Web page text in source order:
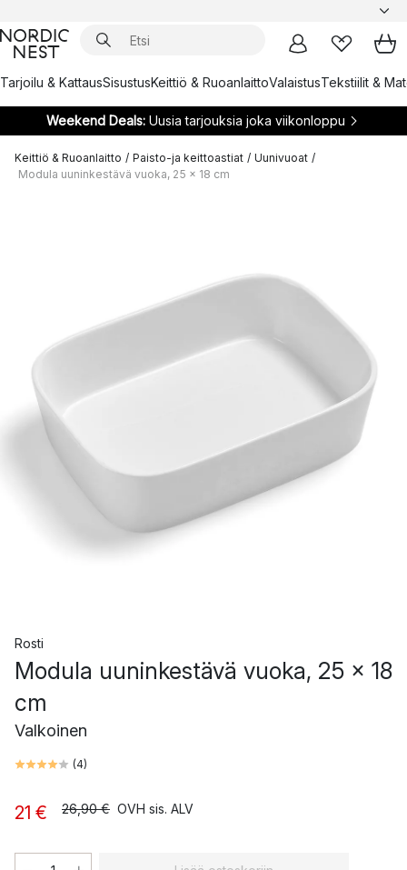
Tarjoilu & KattausSisustusKeittiö & RuoanlaittoValaistusTekstiilit &
Weekend Deals:Uusia tarjouksia joka viikonloppu
Keittiö & Ruoanlaitto / Paisto-ja keittoastiat / Uunivuoat /
Modula uuninkestävä vuoka, 25 x 18 cm
Rosti
Modula uuninkestävä vuoka, 25 x 18
cm
Valkoinen
(4)
21 € 26,90 € OVH sis. ALV